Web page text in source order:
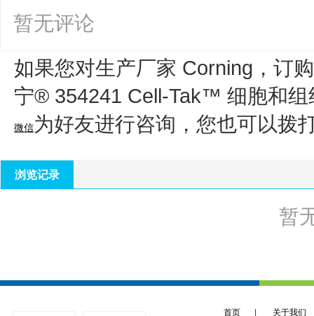
暂无评论
如果您对生产厂家 Corning，订
宁® 354241 Cell-Tak™ 细胞和组
微信为好友进行咨询，您也可以拨
浏览记录
暂
首页 关于我们